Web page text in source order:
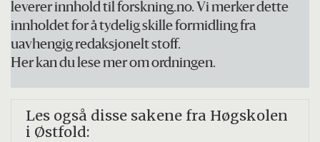
leverer innhold til forskning.no. Vi merker dette
innholdet for å tydelig skille formidling fra
uavhengig redaksjonelt stoff.
Her kan du lese mer om ordningen.
Les også disse sakene fra Høgskolen
i Østfold: